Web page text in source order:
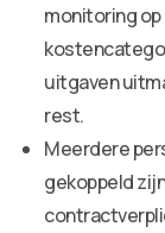
monitoring
uitgaven
rest.
Meerdere
gekoppeld